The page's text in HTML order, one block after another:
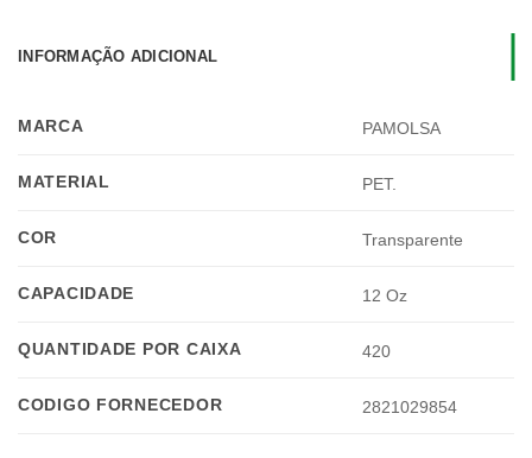
INFORMAÇÃO ADICIONAL
MARCA PAMOLSA
MATERIAL PET.
COR Transparente
CAPACIDADE 12 Oz
QUANTIDADE POR CAIXA 420
CODIGO FORNECEDOR 2821029854